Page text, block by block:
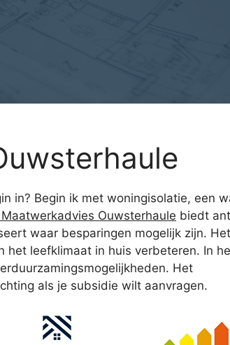
in? Begin ik met woningisolatie, een
Ouwsterhaule biedt
waar besparingen mogelijk zijn. Het
het leefklimaat in huis verbeteren. In
Het
als je subsidie wilt aanvragen.